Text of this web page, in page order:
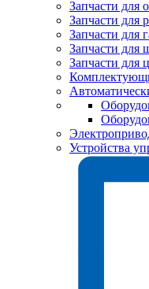
Запчасти для
Запчасти для
Запчасти для
Запчасти для
Запчасти для
Устройства